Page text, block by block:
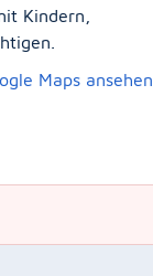
Kindern,
Maps ansehen